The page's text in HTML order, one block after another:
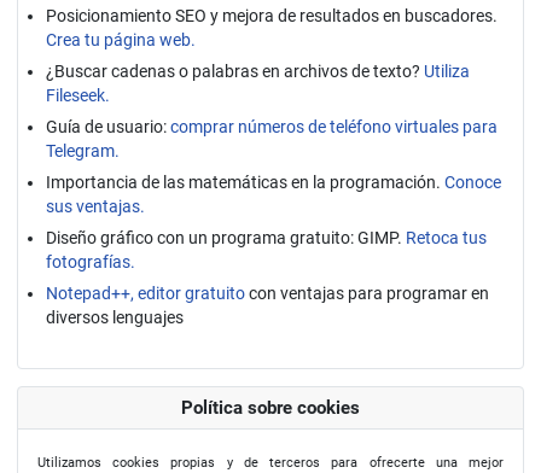
Posicionamiento SEO y mejora de resultados en buscadores.
Crea tu página web.
¿Buscar cadenas o palabras en archivos de texto? Utiliza
Fileseek.
Guía de usuario:comprar números de teléfono virtuales para
Telegram.
Importancia de las matemáticas en la programación. Conoce
sus ventajas.
Diseño gráfico con un programa gratuito: GIMP. Retoca tus
fotografías.
Notepad++, editor gratuitocon ventajas para programar en
diversos lenguajes
Política sobre cookies
Utilizamos cookies propias y de terceros para ofrecerte una mejor